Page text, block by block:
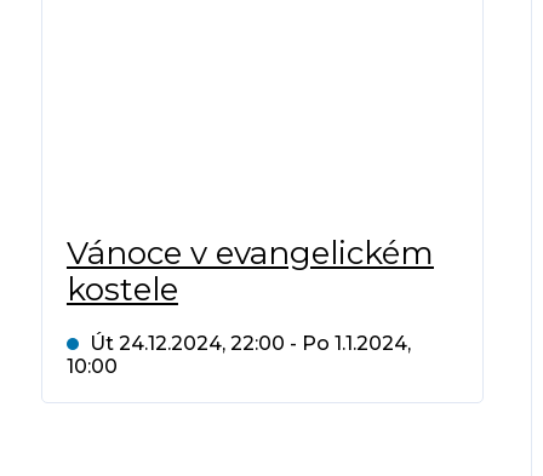
Vánoce v evangelickém
kostele
Út 24.12.2024, 22:00 - Po 1.1.2024,
10:00